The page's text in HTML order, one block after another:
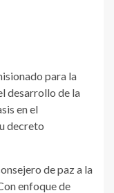
para la
desarrollo de la
en el
decreto
de paz a la
enfoque de